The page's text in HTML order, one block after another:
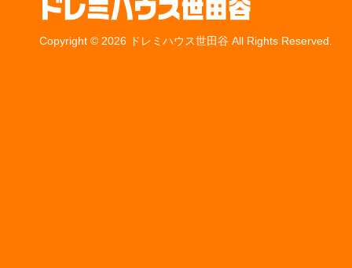
Copyright © 2026 ドレミハウス世田谷 All Rights Reserved.